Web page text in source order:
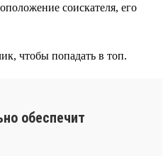
соискателя, его
чтобы попадать в топ.
обеспечит